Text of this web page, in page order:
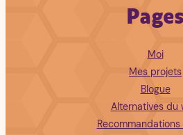
Pages
Moi
Mes projets
Blogue
Alternatives du